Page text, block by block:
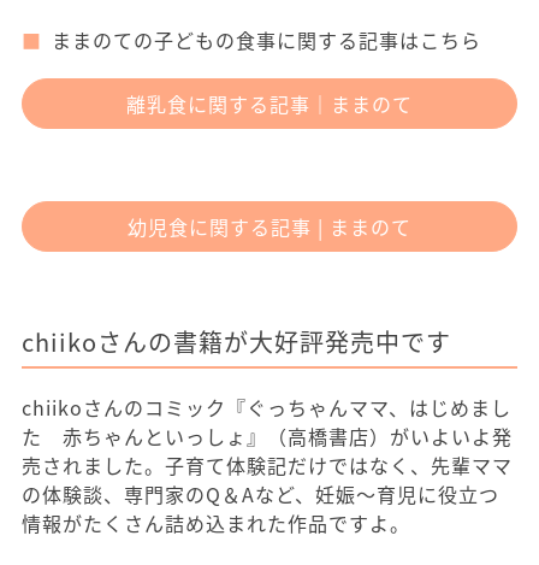
ままのての子どもの食事に関する記事はこちら
離乳食に関する記事｜ままのて
幼児食に関する記事 | ままのて
chiikoさんの書籍が大好評発売中です
chiikoさんのコミック『ぐっちゃんママ、はじめまし
た 赤ちゃんといっしょ』（高橋書店）がいよいよ発
売されました。子育て体験記だけではなく、先輩ママ
の体験談、専門家のQ＆Aなど、妊娠～育児に役立つ
情報がたくさん詰め込まれた作品ですよ。